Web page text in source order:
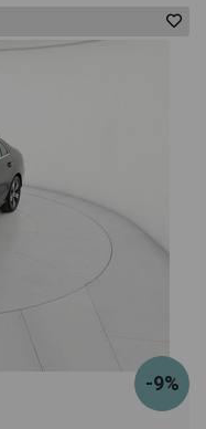
-9%